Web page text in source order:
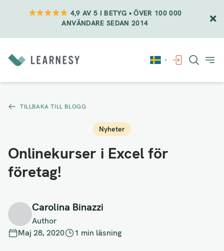
4,9 AV 5 I BETYG • ÖVER 100 000
ANVÄNDARE SEDAN 2014
till
innehåll
TILLBAKA TILL BLOGG
Nyheter
Onlinekurser i Excel för
företag!
Carolina Binazzi
Author
Maj 28, 2020
1 min läsning